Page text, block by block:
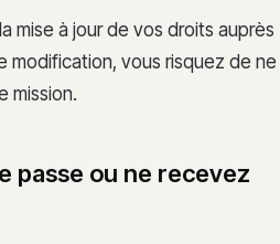
mise à jour de vos droits auprès
modification, vous risquez de ne
mission.
passe ou ne recevez